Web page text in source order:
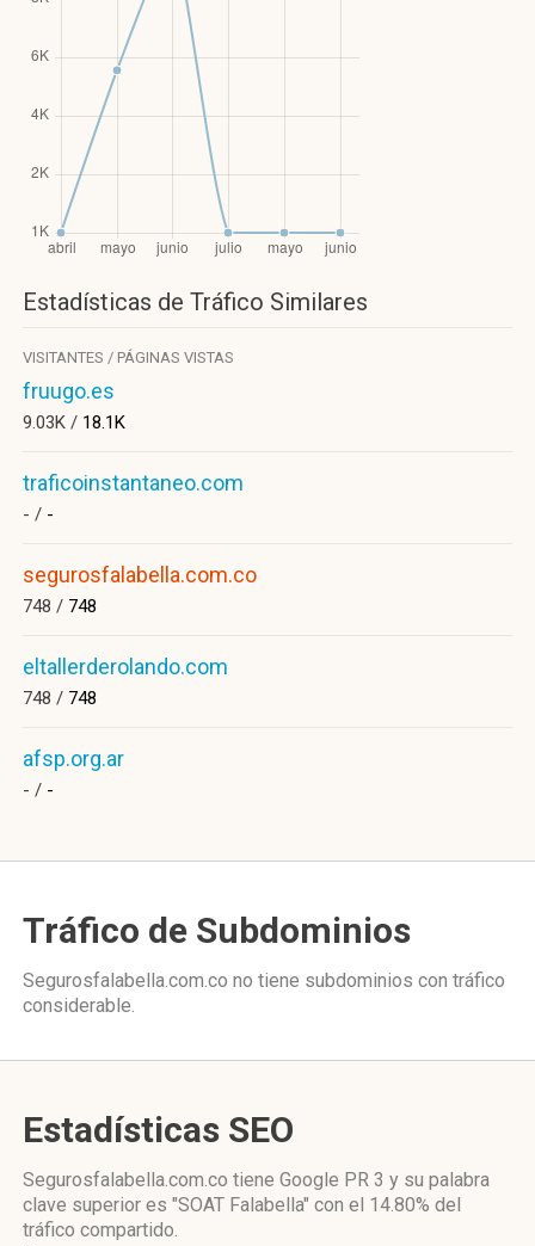
Estadísticas de Tráfico Similares
VISITANTES / PÁGINAS VISTAS
fruugo.es
9.03K / 18.1K
traficoinstantaneo.com
- / -
segurosfalabella.com.co
748 / 748
eltallerderolando.com
748 / 748
afsp.org.ar
- / -
Tráfico de Subdominios
Segurosfalabella.com.co no tiene subdominios con tráfico
considerable.
Estadísticas SEO
Segurosfalabella.com.co tiene Google PR 3 y su palabra
clave superior es "SOAT Falabella" con el 14.80% del
tráfico compartido.